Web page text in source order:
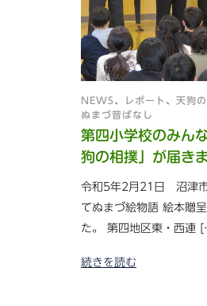
NEWS、 レポート 、 天狗
ぬまづ昔ばなし
第四小学校のみん
狗の相撲」が届き
令和5年2月21日 沼津
てぬまづ絵物語 絵本贈
た。 第四地区東・西連
続きを読む